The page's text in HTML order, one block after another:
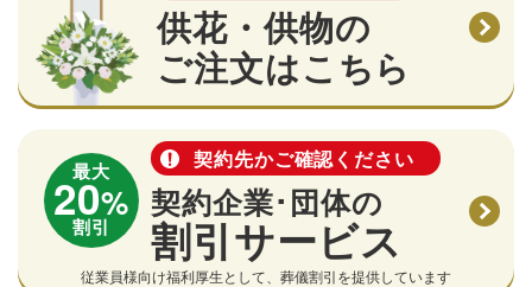
供花・供物の
ご注文はこちら
最大
20%
割引
契約先かご確認ください
契約企業･団体の
割引サービス
従業員様向け福利厚生として、葬儀割引を提供しています